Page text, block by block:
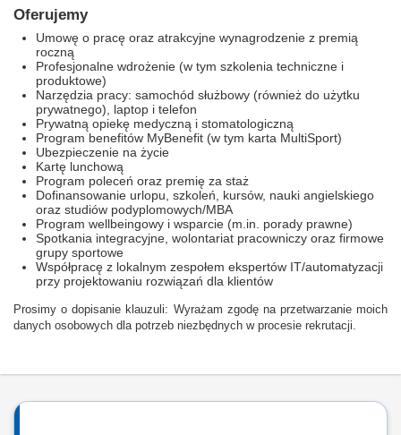
Oferujemy
Umowę o pracę oraz atrakcyjne wynagrodzenie z premią
roczną
Profesjonalne wdrożenie (w tym szkolenia techniczne i
produktowe)
Narzędzia pracy: samochód służbowy (również do użytku
prywatnego), laptop i telefon
Prywatną opiekę medyczną i stomatologiczną
Program benefitów MyBenefit (w tym karta MultiSport)
Ubezpieczenie na życie
Kartę lunchową
Program poleceń oraz premię za staż
Dofinansowanie urlopu, szkoleń, kursów, nauki angielskiego
oraz studiów podyplomowych/MBA
Program wellbeingowy i wsparcie (m.in. porady prawne)
Spotkania integracyjne, wolontariat pracowniczy oraz firmowe
grupy sportowe
Współpracę z lokalnym zespołem ekspertów IT/automatyzacji
przy projektowaniu rozwiązań dla klientów
Prosimy o dopisanie klauzuli: Wyrażam zgodę na przetwarzanie moich
danych osobowych dla potrzeb niezbędnych w procesie rekrutacji.